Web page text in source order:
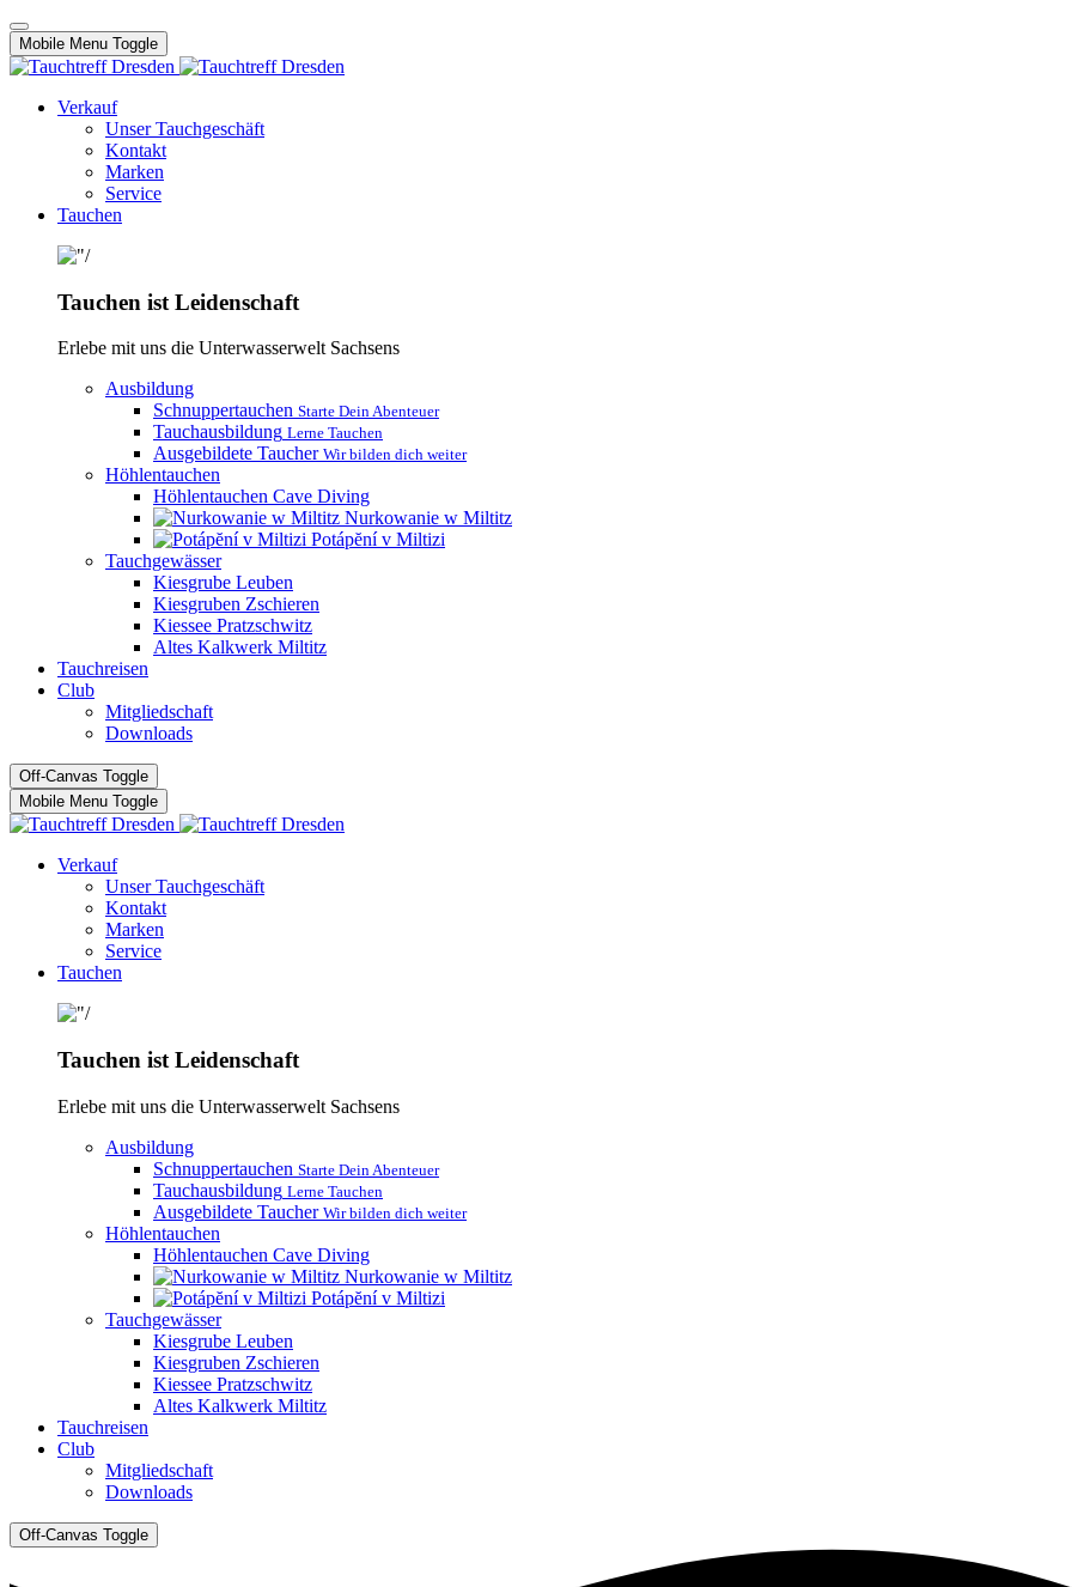
Mobile Menu Toggle
Verkauf
Unser Tauchgeschäft
Kontakt
Marken
Service
Tauchen
Tauchen ist Leidenschaft
Erlebe mit uns die Unterwasserwelt Sachsens
Ausbildung
Schnuppertauchen Starte Dein Abenteuer
Tauchausbildung Lerne Tauchen
Ausgebildete Taucher Wir bilden dich weiter
Höhlentauchen
Höhlentauchen Cave Diving
Nurkowanie w Miltitz
Potápĕní v Miltizi
Tauchgewässer
Kiesgrube Leuben
Kiesgruben Zschieren
Kiessee Pratzschwitz
Altes Kalkwerk Miltitz
Tauchreisen
Club
Mitgliedschaft
Downloads
Off-Canvas Toggle
Mobile Menu Toggle
Verkauf
Unser Tauchgeschäft
Kontakt
Marken
Service
Tauchen
Tauchen ist Leidenschaft
Erlebe mit uns die Unterwasserwelt Sachsens
Ausbildung
Schnuppertauchen Starte Dein Abenteuer
Tauchausbildung Lerne Tauchen
Ausgebildete Taucher Wir bilden dich weiter
Höhlentauchen
Höhlentauchen Cave Diving
Nurkowanie w Miltitz
Potápĕní v Miltizi
Tauchgewässer
Kiesgrube Leuben
Kiesgruben Zschieren
Kiessee Pratzschwitz
Altes Kalkwerk Miltitz
Tauchreisen
Club
Mitgliedschaft
Downloads
Off-Canvas Toggle